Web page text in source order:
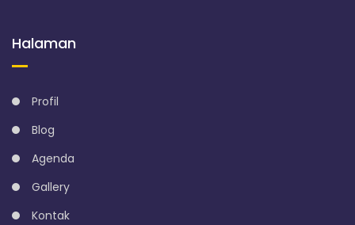
Halaman
Profil
Blog
Agenda
Gallery
Kontak